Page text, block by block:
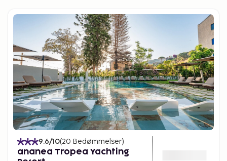
9.6/10(20 Bedømmelser)
ananea Tropea Yachting